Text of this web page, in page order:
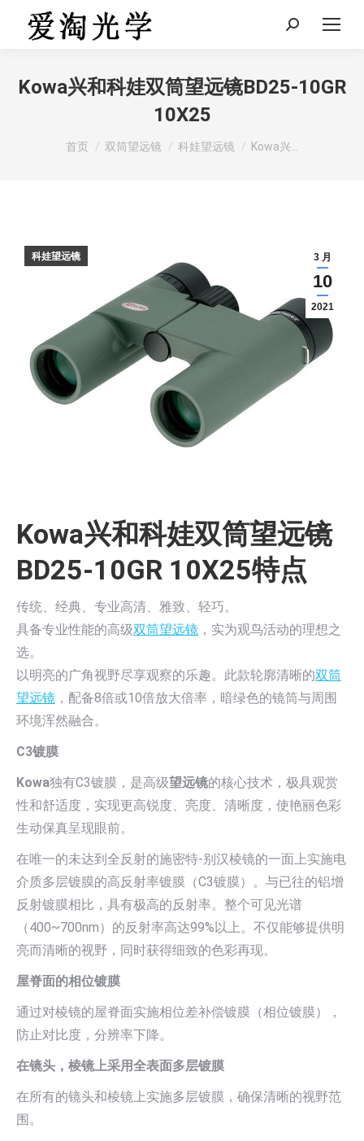
Search:
Kowa兴和科娃双筒望远镜BD25-10GR
10X25
您在这里：
首页 双筒望远镜 科娃望远镜 Kowa兴…
3 月
10
2021
科娃望远镜
Kowa兴和科娃双筒望远镜
BD25-10GR 10X25特点
传统、经典、专业高清、雅致、轻巧。
具备专业性能的高级双筒望远镜 ，实为观鸟活动的理想之
选。
以明亮的广角视野尽享观察的乐趣。此款轮廓清晰的双筒
望远镜 ，配备8倍或10倍放大倍率，暗绿色的镜筒与周围
环境浑然融合。
C3镀膜
Kowa独有C3镀膜，是高级望远镜的核心技术，极具观赏
性和舒适度，实现更高锐度、亮度、清晰度，使艳丽色彩
生动保真呈现眼前。
在唯一的未达到全反射的施密特-别汉棱镜的一面上实施电
介质多层镀膜的高反射率镀膜（C3镀膜）。与已往的铝增
反射镀膜相比，具有极高的反射率。整个可见光谱
（400~700nm）的反射率高达99%以上。不仅能够提供明
亮而清晰的视野，同时获得细致的色彩再现。
屋脊面的相位镀膜
通过对棱镜的屋脊面实施相位差补偿镀膜（相位镀膜），
防止对比度，分辨率下降。
在镜头，棱镜上采用全表面多层镀膜
在所有的镜头和棱镜上实施多层镀膜，确保清晰的视野范
围。